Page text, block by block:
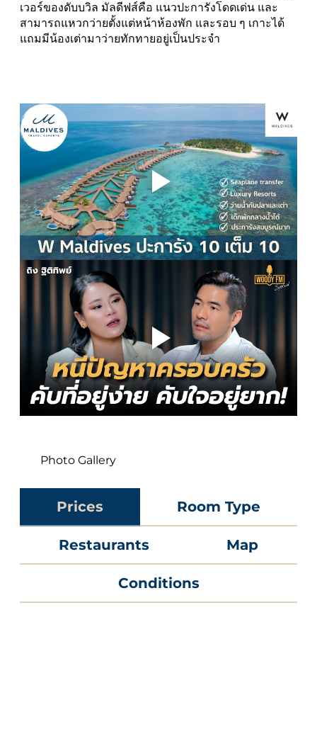
เวอร์ของดับบวิล มัลดีฟส์คือ แนวปะการังโดดเด่น และ
สามารถแหวกว่ายตั้งแต่หน้าห้องพัก และรอบ ๆ เกาะได้
แถมมีน้องเต่ามาว่ายทักทายอยู่เป็นประจำ
Prices Room Type
Restaurants Map
Conditions
Photo Gallery